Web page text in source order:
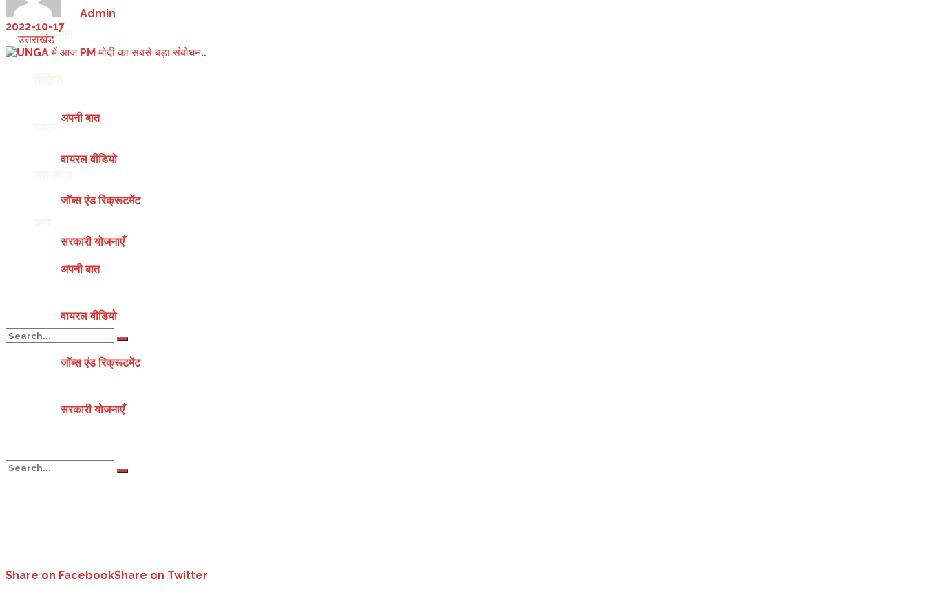
खेल-जगत
अपनी बात
वायरल वीडियो
जॉब्स एंड रिक्रूटमेंट
सरकारी योजनाएँ
View All Result
देश-दुनिया
अपनी बात
वायरल वीडियो
जॉब्स एंड रिक्रूटमेंट
सरकारी योजनाएँ
Admin
2022-10-17
उत्तराखंड
Share on FacebookShare on Twitter